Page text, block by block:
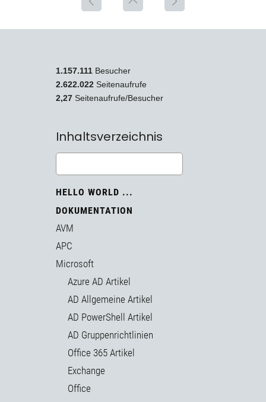
1.157.111 Besucher
2.622.022 Seitenaufrufe
2,27 Seitenaufrufe/Besucher
Inhaltsverzeichnis
HELLO WORLD ...
DOKUMENTATION
AVM
APC
Microsoft
Azure AD Artikel
AD Allgemeine Artikel
AD PowerShell Artikel
AD Gruppenrichtlinien
Office 365 Artikel
Exchange
Office